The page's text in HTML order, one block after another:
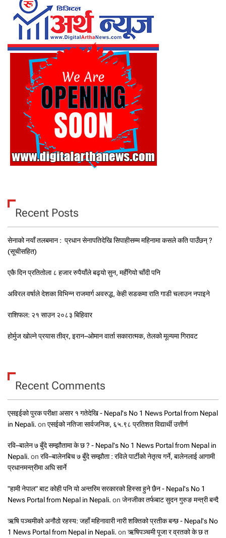
Recent Posts
सेनाको नयाँ तलबमान : प्रधान सेनापतिदेखि सिपाहीसम्म महिनामा कसले कति पाउँछन् ?
(सूचीसहित)
एकै दिन प्रतितोला ८ हजार रुपैयाँले बढ्यो सुन, महँगियो चाँदी पनि
अविरल वर्षाले देशका विभिन्न राजमार्ग अवरुद्ध, केही सडकमा राति गाडी चलाउन नपाइने
राशिफल: २१ साउन २०८३ बिहिवार
होर्मुज खोल्ने प्रयास तीव्र, इरान–ओमान वार्ता सकारात्मक, तेलको मूल्यमा गिरावट
Recent Comments
एसइईको पुरक परीक्षा असार १ गतेदेखि - Nepal's No 1 News Portal from Nepal
in Nepali. on एसईको नतिजा सार्वजनिक, ६५.९८ प्रतिशत विद्यार्थी उत्तीर्ण
रवि–बालेन ७ बुँदे सम्झौतामा के छ ? - Nepal's No 1 News Portal from Nepal in
Nepali. on रवि–बालेनबिच ७ बुँदे सम्झौता : रविले पार्टीको नेतृत्व गर्ने, बालेनलाई आगामी
प्रधानमन्त्रीमा अघि सार्ने
"हामी नेपाल" बाट कोही पनि यो अन्तरिम सरकारको हिस्सा हुने छैन - Nepal's No 1
News Portal from Nepal in Nepali. on जेनजीका तर्फबाट सुदन गुरुङ मन्त्री बन्दै
ऋषि पञ्चमीको अनौठो रहस्य: जहाँ महिनावारी नारी शक्तिको प्रतीक बन्छ - Nepal's No
1 News Portal from Nepal in Nepali. on ऋषिपञ्चमी पूजा र व्रतको के छ त